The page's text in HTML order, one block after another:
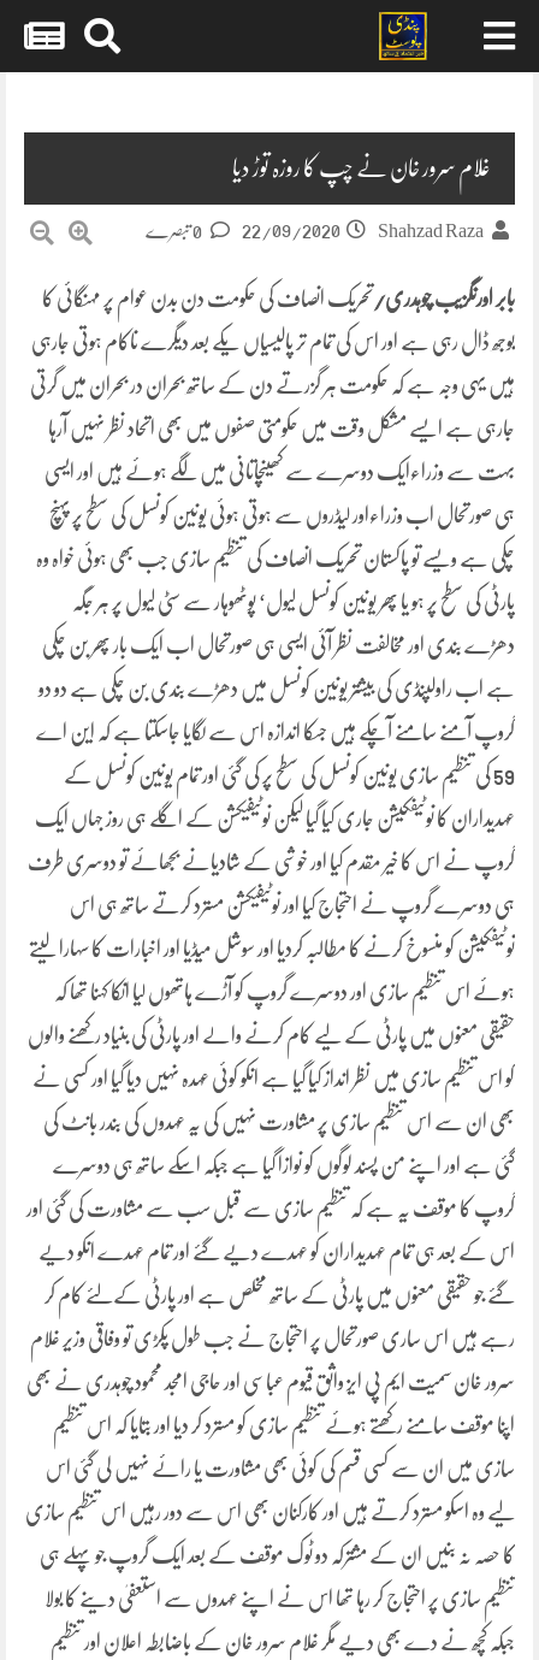
غلام سرور خان نے چپ کا روزہ توڑ دیا
Shahzad Raza
22/09/2020
بابر اورنگزیب چوہدری/ تحریک انصاف کی حکومت دن بدن عوام پر مہنگائی کا
بوجھ ڈال رہی ہے اور اس کی تمام تر پالیسیاں یکے بعد دیگرے ناکام ہوتی جارہی
ہیں یہی وجہ ہے کہ حکومت ہر گزرتے دن کے ساتھ بحران در بحران میں گرتی
جارہی ہے ایسے مشکل وقت میں حکومتی صفوں میں بھی اتحاد نظر نہیں آرہا
بہت سے وزراءایک دوسرے سے کھینچاتانی میں لگے ہوئے ہیں اور ایسی
ہی صورتحال اب وزراءاور لیڈروں سے ہوتی ہوئی یونین کونسل کی سطح پر پہنچ
چکی ہے ویسے تو پاکستان تحریک انصاف کی تنظیم سازی جب بھی ہوئی خواہ وہ
پارٹی کی سطح پر ہو یا پھر یونین کونسل لیول‘ پوٹھوہار سے سٹی لیول پر ہر جگہ
دھڑے بندی اور مخالفت نظر آئی ایسی ہی صورتحال اب ایک بار پھر بن چکی
ہے اب راولپنڈی کی بیشتر یونین کونسل میں دھڑے بندی بن چکی ہے دو دو
گروپ آمنے سامنے آچکے ہیں جسکا اندازہ اس سے لگایا جاسکتا ہے کہ این اے
59 کی تنظیم سازی یونین کونسل کی سطح پر کی گئی اور تمام یونین کونسل کے
عہدیداران کا نوٹیفکیشن جاری کیا گیا لیکن نوٹیفیکشن کے اگلے ہی روز جہاں ایک
گروپ نے اس کا خیر مقدم کیا اور خوشی کے شادیانے بجھائے تو دوسری طرف
ہی دوسرے گروپ نے احتجاج کیا اور نوٹیفیکشن مسترد کرتے ساتھ ہی اس
نوٹیفکیشن کو منسوخ کرنے کا مطالبہ کردیا اور سوشل میڈیا اور اخبارات کا سہارا لیتے
ہوئے اس تنظیم سازی اور دوسرے گروپ کو آڑے ہاتھوں لیا انکا کہنا تھا کہ
حقیقی معنوں میں پارٹی کے لیے کام کرنے والے اور پارٹی کی بنیاد رکھنے والوں
کو اس تنظیم سازی میں نظر انداز کیا گیا ہے انکو کوئی عہدہ نہیں دیا گیا اور کسی نے
بھی ان سے اس تنظیم سازی پر مشاورت نہیں کی یہ عہدوں کی بندر بانٹ کی
گئی ہے اور اپنے من پسند لوگوں کو نوازا گیا ہے جبکہ اسکے ساتھ ہی دوسرے
گروپ کا موقف یہ ہے کہ تنظیم سازی سے قبل سب سے مشاورت کی گئی اور
اس کے بعد ہی تمام عہدیداران کو عہدے دیے گئے اور تمام عہدے انکو دیے
گئے جو حقیقی معنوں میں پارٹی کے ساتھ مخلص ہے اور پارٹی کےلئے کام کر
رہے ہیں اس ساری صورتحال پر احتجاج نے جب طول پکڑی تو وفاقی وزیر غلام
سرور خان سمیت ایم پی ایز واثق قیوم عباسی اور حاجی امجد محمود چوہدری نے بھی
اپنا موقف سامنے رکھتے ہوئے تنظیم سازی کو مسترد کر دیا اور بتایا کہ اس تنظیم
سازی میں ان سے کسی قسم کی کوئی بھی مشاورت یا رائے نہیں لی گئی اس
لیے وہ اسکو مسترد کرتے ہیں اور کارکنان بھی اس سے دور رہیں اس تنظیم سازی
کا حصہ نہ بنیں ان کے مشترکہ دو ٹوک موقف کے بعد ایک گروپ جو پہلے ہی
تنظیم سازی پر احتجاج کر رہا تھا اس نے اپنے عہدوں سے استعفیٰ دینے کا بولا
جبکہ کچھ نے دے بھی دیے مگر غلام سرور خان کے باضابطہ اعلان اور تنظیم